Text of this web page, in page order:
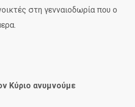
στη γενναιοδωρία που ο
Κύριο ανυμνούμε